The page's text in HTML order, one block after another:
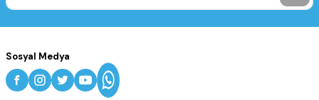
Sosyal Medya